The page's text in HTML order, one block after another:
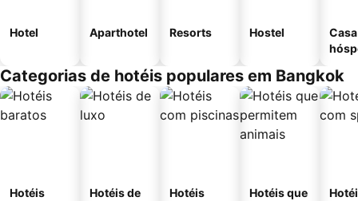
Hotel Aparthotel Resorts Hostel
Categorias de hotéis populares em Bangkok
Hotéis
Hotéis de
Hotéis
Hotéis que